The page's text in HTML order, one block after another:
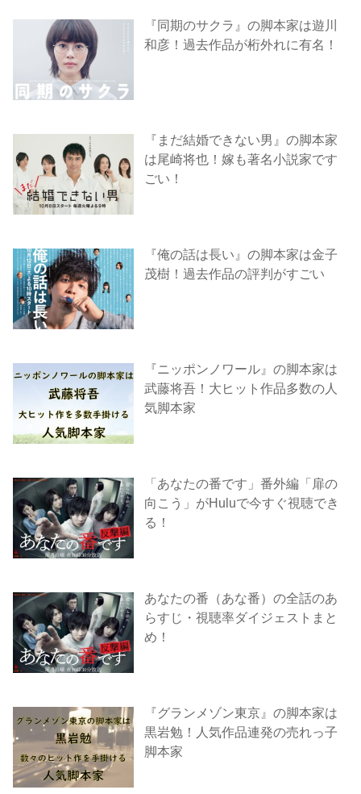
『同期のサクラ』の脚本家は遊川
和彦！過去作品が桁外れに有名！
『まだ結婚できない男』の脚本家
は尾崎将也！嫁も著名小説家です
ごい！
『俺の話は長い』の脚本家は金子
茂樹！過去作品の評判がすごい
『ニッポンノワール』の脚本家は
武藤将吾！大ヒット作品多数の人
気脚本家
「あなたの番です」番外編「扉の
向こう」がHuluで今すぐ視聴でき
る！
あなたの番（あな番）の全話のあ
らすじ・視聴率ダイジェストまと
め！
『グランメゾン東京』の脚本家は
黒岩勉！人気作品連発の売れっ子
脚本家